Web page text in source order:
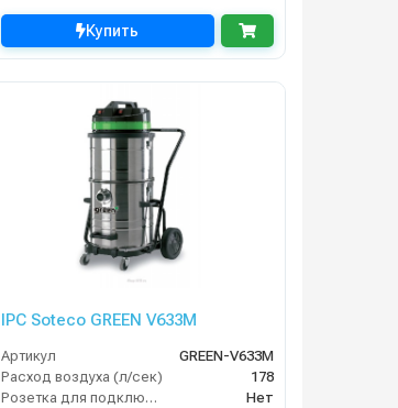
Купить
IPC Soteco GREEN V633M
Артикул
GREEN-V633M
Расход воздуха (л/сек)
178
Розетка для подключения инструмента
Нет